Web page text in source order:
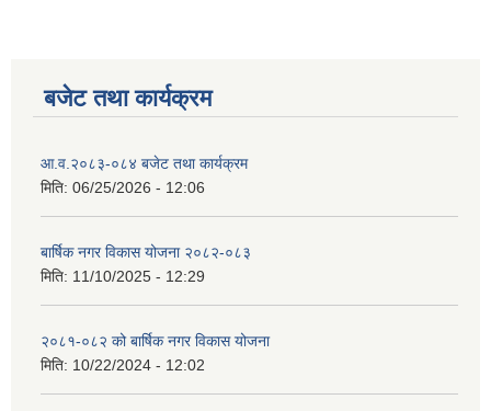
बजेट तथा कार्यक्रम
आ.व.२०८३-०८४ बजेट तथा कार्यक्रम
मिति: 06/25/2026 - 12:06
बार्षिक नगर विकास योजना २०८२-०८३
मिति: 11/10/2025 - 12:29
२०८१-०८२ को बार्षिक नगर विकास योजना
मिति: 10/22/2024 - 12:02